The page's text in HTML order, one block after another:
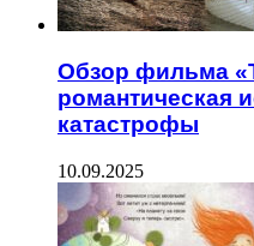
Обзор фильма
романтическая
катастрофы
10.09.2025